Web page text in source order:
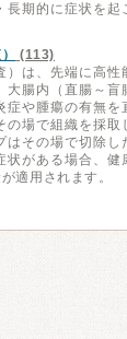
期的に症状を起
(113)
）は、先端に高性
大腸内（直腸～盲
症や腫瘍の有無を
場で組織を採取
はその場で切除し
状がある場合、健
適用されます。